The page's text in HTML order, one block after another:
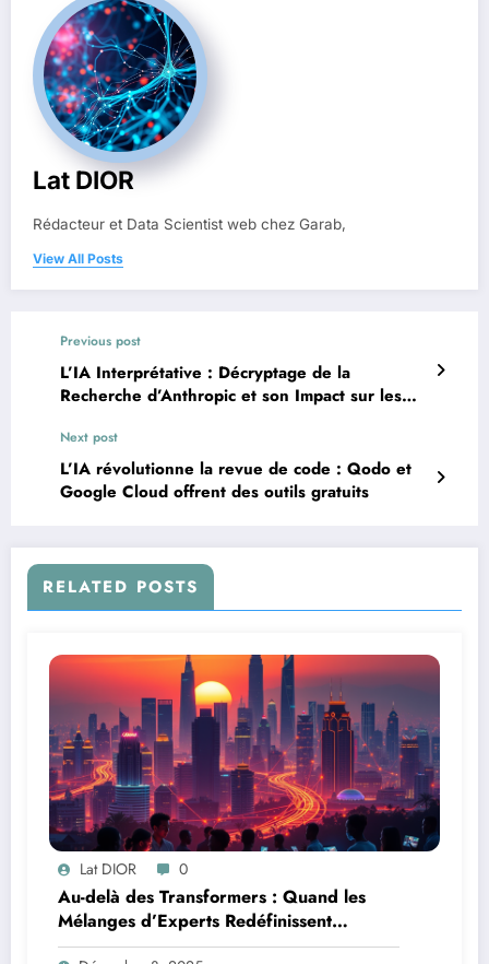
Lat DIOR
Rédacteur et Data Scientist web chez Garab,
View All Posts
Previous post
L’IA Interprétative : Décryptage de la
Recherche d’Anthropic et son Impact sur les
Next post
L’IA révolutionne la revue de code : Qodo et
Google Cloud offrent des outils gratuits
RELATED POSTS
Lat DIOR 0
Au-delà des Transformers : Quand les
Mélanges d’Experts Redéfinissent
l’Efficacité de l’IA